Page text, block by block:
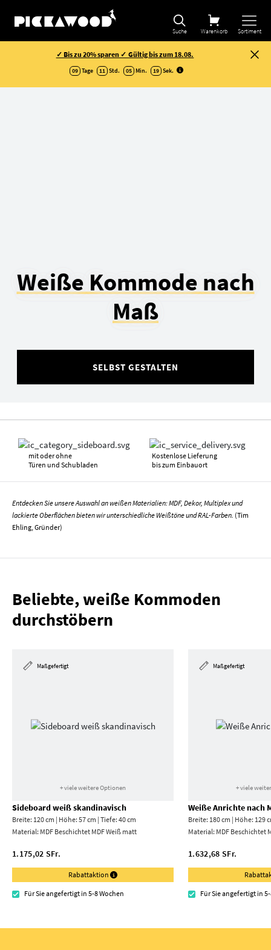
Suche Warenkorb Sortiment
✓ Bis zu 20% sparen ✓ Gültig bis zum 18.08.
09 Tage 11 Std. 05 Min. 18 Sek.
Weiße Kommode nach
Maß
SELBST GESTALTEN
mit oder ohne
Türen und Schubladen
Kostenlose Lieferung
bis zum Einbauort
Entdecken Sie unsere Auswahl an weißen Materialien: MDF, Dekor, Multiplex und
lackierte Oberflächen bieten wir unterschiedliche Weißtöne und RAL-Farben. (Tim
Ehling, Gründer)
Beliebte, weiße Kommoden
durchstöbern
Maßgefertigt
+ viele weitere Optionen
Sideboard weiß skandinavisch
Breite: 120 cm | Höhe: 57 cm | Tiefe: 40 cm
Material: MDF Beschichtet MDF Weiß matt
1.175,02 SFr.
Rabattaktion
Für Sie angefertigt in 5-8 Wochen
Maßgefertigt
+ viele
Weiße Anrichte nach
Breite: 180 cm | Höhe: 129
Material: MDF Beschichtet
1.632,68 SFr.
Für Sie angefertigt in